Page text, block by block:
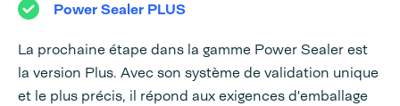
Power Sealer PLUS
La prochaine étape dans la gamme Power Sealer est
la version Plus. Avec son système de validation unique
et le plus précis, il répond aux exigences d'emballage